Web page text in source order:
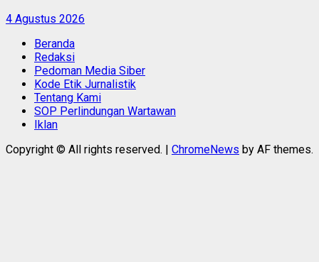
4 Agustus 2026
Beranda
Redaksi
Pedoman Media Siber
Kode Etik Jurnalistik
Tentang Kami
SOP Perlindungan Wartawan
Iklan
Copyright © All rights reserved. | ChromeNews by AF themes.